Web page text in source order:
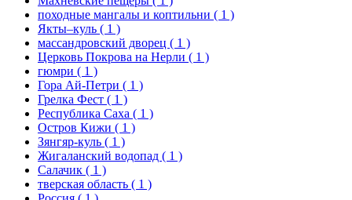
походные мангалы и коптильни ( 1 )
Якты–куль ( 1 )
массандровский дворец ( 1 )
Церковь Покрова на Нерли ( 1 )
гюмри ( 1 )
Гора Ай-Петри ( 1 )
Грелка Фест ( 1 )
Республика Саха ( 1 )
Остров Кижи ( 1 )
Зянгяр-куль ( 1 )
Жигаланский водопад ( 1 )
Салачик ( 1 )
тверская область ( 1 )